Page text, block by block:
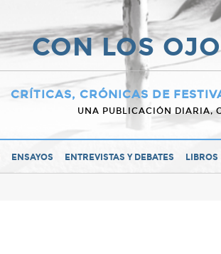
CON LOS
CRÍTICAS, CRÓNICAS DE
UNA PUBLICACIÓN DIARIA,
ENSAYOS ENTREVISTAS Y DEBATES LIBROS